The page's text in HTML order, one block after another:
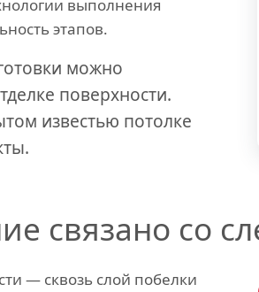
выполнения
этапов.
можно
поверхности.
известью потолке
связано со
— сквозь слой побелки